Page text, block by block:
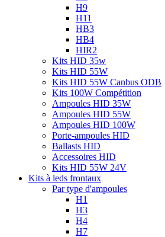
H9
H11
HB3
HB4
HIR2
Kits HID 35w
Kits HID 55W
Kits HID 55W Canbus ODB
Kits 100W Compétition
Ampoules HID 35W
Ampoules HID 55W
Ampoules HID 100W
Porte-ampoules HID
Ballasts HID
Accessoires HID
Kits HID 55W 24V
Kits à leds frontaux
Par type d'ampoules
H1
H3
H4
H7